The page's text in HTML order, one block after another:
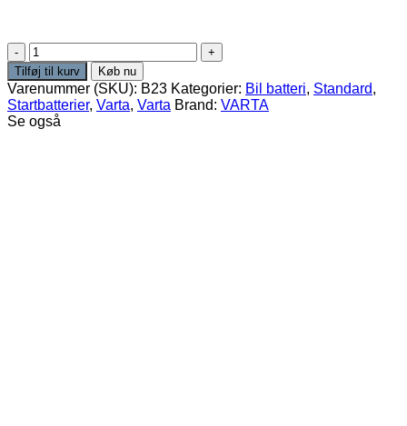
Varta
B23
Startbatteri
12V
45Ah
300A/EN
Tilføj til kurv Køb nu
Varenummer (SKU): B23 Kategorier: Bil batteri, Standard,
Startbatterier, Varta, Varta Brand: VARTA
Se også